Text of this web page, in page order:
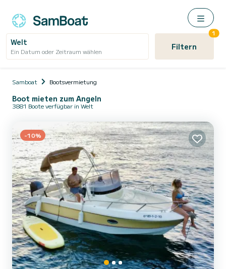
Welt
Ein Datum oder Zeitraum wählen Filtern
1
Samboat Bootsvermietung
Boot mieten zum Angeln
3881 Boote verfügbar in Welt
-10%